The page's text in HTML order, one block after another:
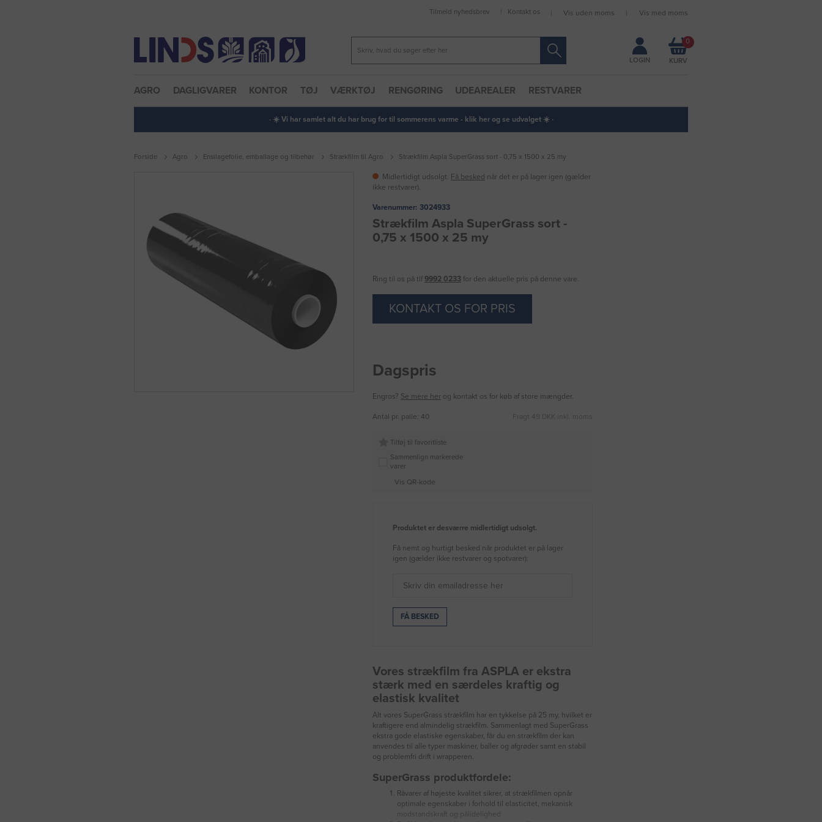
Forbliv logget ind
Tilmeld nyhedsbrev Kontakt os Vis uden moms Vis med moms
LOGIN
0
AGRO DAGLIGVARER KONTOR TØJ VÆRKTØJ RENGØRING UDEAREALER RESTVARER
· ☀️ Vi har samlet alt du har brug for til sommerens varme - klik her og se udvalget ☀️ ·
Forside Agro Ensilagefolie, emballage og tilbehør Strækfilm til Agro Strækfilm Aspla SuperGrass sort - 0,75 x 1500 x 25 my
Midlertidigt udsolgt. Få besked når det er på lager igen (gælder
ikke restvarer).
Varenummer: 3024933
Strækfilm Aspla SuperGrass sort -
0,75 x 1500 x 25 my
Ring til os på tlf 9992 0233 for den aktuelle pris på denne vare.
KONTAKT OS FOR PRIS
Dagspris
Engros? Se mere her og kontakt os for køb af store mængder.
Antal pr. palle: 40 Fragt 49 DKK inkl. moms
Tilføj til favoritliste
Sammenlign markerede
varer
Vis QR-kode
Produktet er desværre midlertidigt udsolgt.
Få nemt og hurtigt besked når produktet er på lager
igen (gælder ikke restvarer og spotvarer):
Vores strækfilm fra ASPLA er ekstra
stærk med en særdeles kraftig og
elastisk kvalitet
Alt vores SuperGrass strækfilm har en tykkelse på 25 my, hvilket er
kraftigere end almindelig strækfilm. Sammenlagt med SuperGrass
ekstra gode elastiske egenskaber, får du en strækfilm der kan
anvendes til alle typer maskiner, baller og afgrøder samt en stabil
og problemfri drift i wrapperen.
SuperGrass produktfordele:
Råvarer af højeste kvalitet sikrer, at strækfilmen opnår
optimale egenskaber i forhold til elasticitet, mekanisk
modstandskraft og pålidelighed